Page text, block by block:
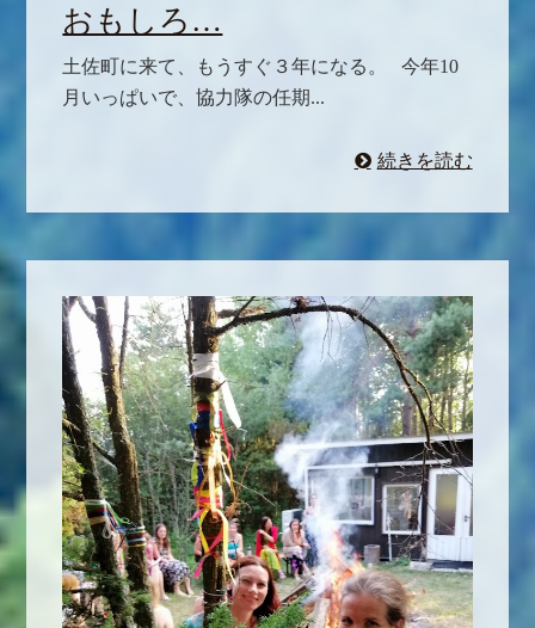
おもしろ…
土佐町に来て、もうすぐ３年になる。 今年10
月いっぱいで、協力隊の任期...
続きを読む